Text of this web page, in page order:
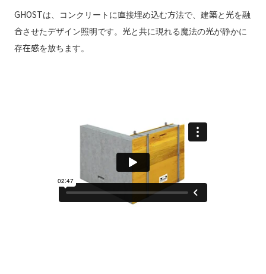
GHOSTは、コンクリートに直接埋め込む方法で、建築と光を融
合させたデザイン照明です。光と共に現れる魔法の光が静かに
存在感を放ちます。